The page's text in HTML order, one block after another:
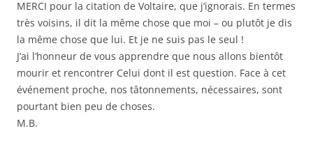
MERCI pour la citation de Voltaire, que j’ignorais. En termes
très voisins, il dit la même chose que moi – ou plutôt je dis
la même chose que lui. Et je ne suis pas le seul !
J’ai l’honneur de vous apprendre que nous allons bientôt
mourir et rencontrer Celui dont il est question. Face à cet
événement proche, nos tâtonnements, nécessaires, sont
pourtant bien peu de choses.
M.B.